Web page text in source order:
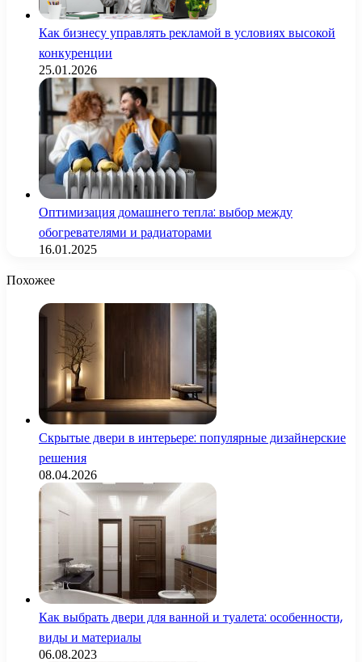
Как бизнесу управлять рекламой в условиях высокой
конкуренции
25.01.2026
Оптимизация домашнего тепла: выбор между
обогревателями и радиаторами
16.01.2025
Похожее
Скрытые двери в интерьере: популярные дизайнерские
решения
08.04.2026
Как выбрать двери для ванной и туалета: особенности,
виды и материалы
06.08.2023